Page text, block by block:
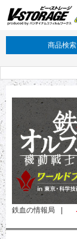
商品検索
鉄血の情報局